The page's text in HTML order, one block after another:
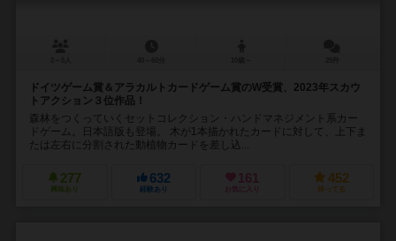
ドイツゲーム賞＆アラカルトカードゲーム賞のW受賞、2023年スカウ
トアクション３位作品！
森林をつくっていくセットコレクション・ハンドマネジメント系カー
ドゲーム。日本語版も登場。 木が1本描かれたカードに対して、上下ま
たは左右に分割された動植物カードを差し込...
277
興味あり
632
経験あり
161
お気に入り
452
持ってる